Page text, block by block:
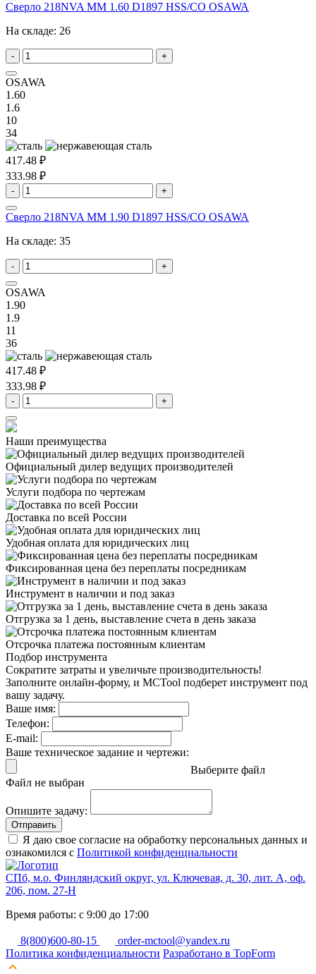
Сверло 218NVA MM 1.60 D1897 HSS/CO OSAWA
На складе: 26
- +
OSAWA
1.60
1.6
10
34
417.48 ₽
333.98 ₽
- +
Сверло 218NVA MM 1.90 D1897 HSS/CO OSAWA
На складе: 35
- +
OSAWA
1.90
1.9
11
36
417.48 ₽
333.98 ₽
- +
Наши преимущества
Официальный дилер ведущих производителей
Услуги подбора по чертежам
Доставка по всей России
Удобная оплата для юридических лиц
Фиксированная цена без переплаты посредникам
Инструмент в наличии и под заказ
Отгрузка за 1 день, выставление счета в день заказа
Отсрочка платежа постоянным клиентам
Подбор инструмента
Сократите затраты и увеличьте производительность!
Заполните онлайн-форму, и MCTool подберет инструмент под
вашу задачу.
Ваше имя:
Телефон:
E-mail:
Ваше техническое задание и чертежи:
Выберите файл
Файл не выбран
Опишите задачу:
Отправить
Я даю свое согласие на обработку персональных данных и
ознакомился с Политикой конфиденциальности
СПб, м.о. Финляндский округ, ул. Ключевая, д. 30, лит. А, оф.
206, пом. 27-Н
Время работы: с 9:00 до 17:00
8(800)600-80-15
order-mctool@yandex.ru
Политика конфиденциальности Разработано в TopForm